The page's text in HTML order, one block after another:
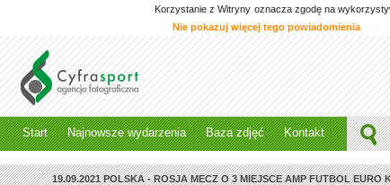
Korzystanie z Witryny oznacza zgodę na
Nie pokazuj więcej tego powiadomienia
Start Najnowsze wydarzenia Baza zdjęć Kontakt
19.09.2021 POLSKA - ROSJA MECZ O 3 MIEJSCE AMP FUTBOL EURO